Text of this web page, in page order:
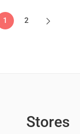
1 2
Stores